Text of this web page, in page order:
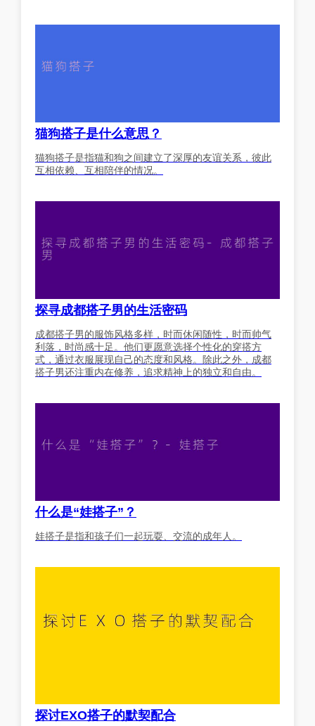
猫狗搭子是什么意思？
猫狗搭子是指猫和狗之间建立了深厚的友谊关系，彼此
互相依赖、互相陪伴的情况。
探寻成都搭子男的生活密码
成都搭子男的服饰风格多样，时而休闲随性，时而帅气
利落，时尚感十足。他们更愿意选择个性化的穿搭方
式，通过衣服展现自己的态度和风格。除此之外，成都
搭子男还注重内在修养，追求精神上的独立和自由。
什么是“娃搭子”？
娃搭子是指和孩子们一起玩耍、交流的成年人。
探讨EXO搭子的默契配合